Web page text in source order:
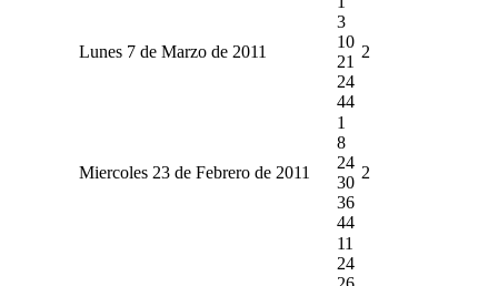
Lunes 7 de Marzo de 2011
3
10
21
24
44
2
Miercoles 23 de Febrero de 2011
1
8
24
30
36
44
2
11
24